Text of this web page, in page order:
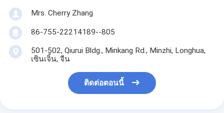
Mrs. Cherry Zhang
86-755-22214189--805
501-502, Qiurui Bldg., Minkang Rd., Minzhi, Longhua,
เซินเจิ้น, จีน
ติดต่อตอนนี้